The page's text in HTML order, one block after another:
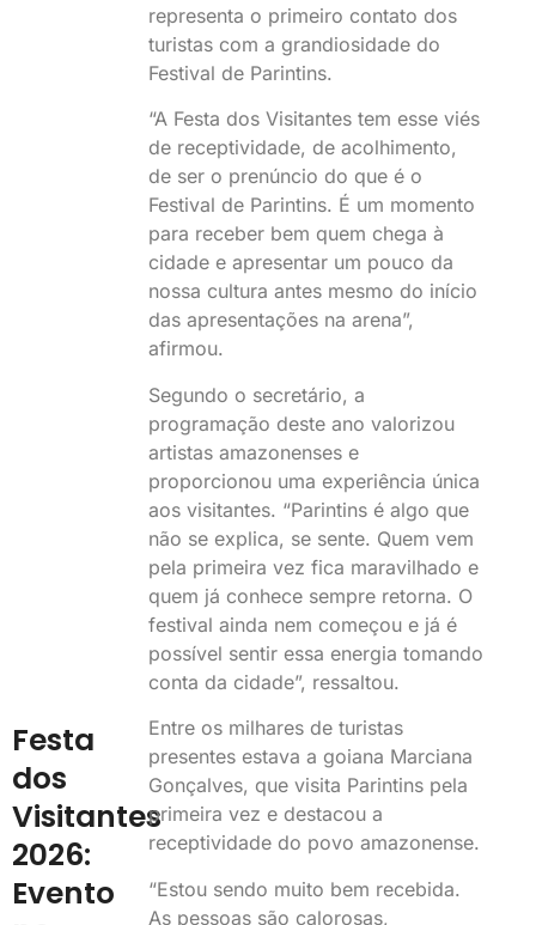
Festa
dos
Visitantes
2026:
Evento
representa o primeiro contato dos
turistas com a grandiosidade do
Festival de Parintins.
“A Festa dos Visitantes tem esse viés
de receptividade, de acolhimento,
de ser o prenúncio do que é o
Festival de Parintins. É um momento
para receber bem quem chega à
cidade e apresentar um pouco da
nossa cultura antes mesmo do início
das apresentações na arena”,
afirmou.
Segundo o secretário, a
programação deste ano valorizou
artistas amazonenses e
proporcionou uma experiência única
aos visitantes. “Parintins é algo que
não se explica, se sente. Quem vem
pela primeira vez fica maravilhado e
quem já conhece sempre retorna. O
festival ainda nem começou e já é
possível sentir essa energia tomando
conta da cidade”, ressaltou.
Entre os milhares de turistas
presentes estava a goiana Marciana
Gonçalves, que visita Parintins pela
primeira vez e destacou a
receptividade do povo amazonense.
“Estou sendo muito bem recebida.
As pessoas são calorosas,